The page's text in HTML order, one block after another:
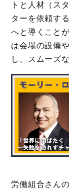
トと人材（ス
ターを依頼す
へと導くこと
は会場の設備
し、スムーズ
労働組合さん